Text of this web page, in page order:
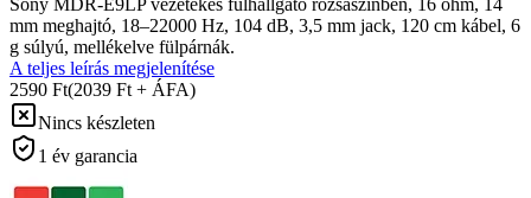
mm meghajtó, 18–22000 Hz, 104 dB, 3,5 mm jack, 120 cm kábel, 6
g súlyú, mellékelve fülpárnák.
A teljes leírás megjelenítése
2590 Ft(2039 Ft + ÁFA)
Nincs készleten
1 év garancia